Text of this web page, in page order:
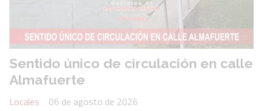
Sentido único de circulación en calle
Almafuerte
Locales
06 de agosto de 2026